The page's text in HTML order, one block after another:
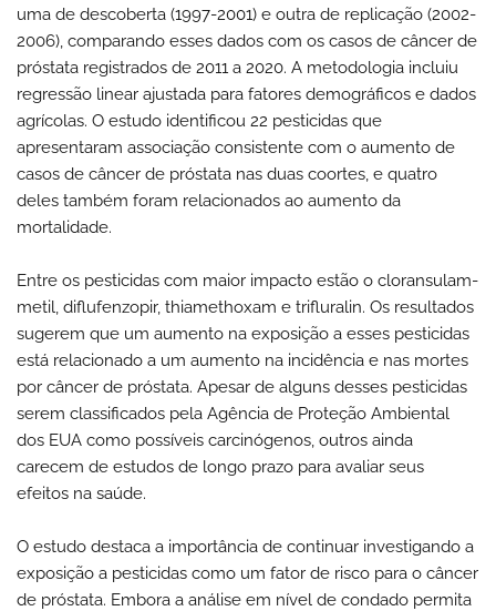
uma de descoberta (1997-2001) e outra de replicação (2002-
2006), comparando esses dados com os casos de câncer de
próstata registrados de 2011 a 2020. A metodologia incluiu
regressão linear ajustada para fatores demográficos e dados
agrícolas. O estudo identificou 22 pesticidas que
apresentaram associação consistente com o aumento de
casos de câncer de próstata nas duas coortes, e quatro
deles também foram relacionados ao aumento da
mortalidade.
Entre os pesticidas com maior impacto estão o cloransulam-
metil, diflufenzopir, thiamethoxam e trifluralin. Os resultados
sugerem que um aumento na exposição a esses pesticidas
está relacionado a um aumento na incidência e nas mortes
por câncer de próstata. Apesar de alguns desses pesticidas
serem classificados pela Agência de Proteção Ambiental
dos EUA como possíveis carcinógenos, outros ainda
carecem de estudos de longo prazo para avaliar seus
efeitos na saúde.
O estudo destaca a importância de continuar investigando a
exposição a pesticidas como um fator de risco para o câncer
de próstata. Embora a análise em nível de condado permita